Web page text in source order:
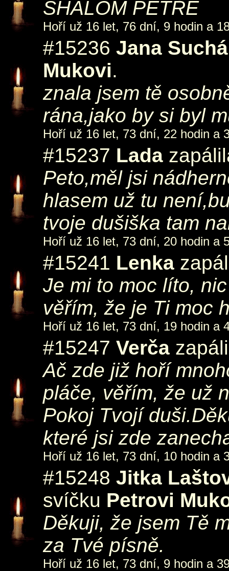
SHALOM PETŘE
Hoří už 16 let, 76 dní, 9 hodin a
#15236 Jana Suchá
Mukovi.
znala jsem tě
rána,jako by si byl
Hoří už 16 let, 73 dní, 22 hodin a
#15237 Lada
Peto,měl jsi
hlasem už tu
tvoje dušiška tam
Hoří už 16 let, 73 dní, 20 hodin a
#15241 Lenka
Je mi to moc líto,
věřím, že je Ti moc
Hoří už 16 let, 73 dní, 19 hodin a
#15247 Verča
Ač zde již hoří
pláče, věřím, že už
Pokoj Tvojí
které jsi zde
Hoří už 16 let, 73 dní, 10 hodin a
#15248 Jitka
svíčku Petrovi
Děkuji, že jsem Tě
za Tvé písně.
Hoří už 16 let, 73 dní, 9 hodin a